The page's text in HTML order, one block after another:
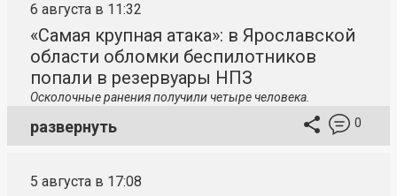
6 августа в 11:32
«Самая крупная атака»: в Ярославской
области обломки беспилотников
попали в резервуары НПЗ
Осколочные ранения получили четыре человека.
развернуть 0
5 августа в 17:08